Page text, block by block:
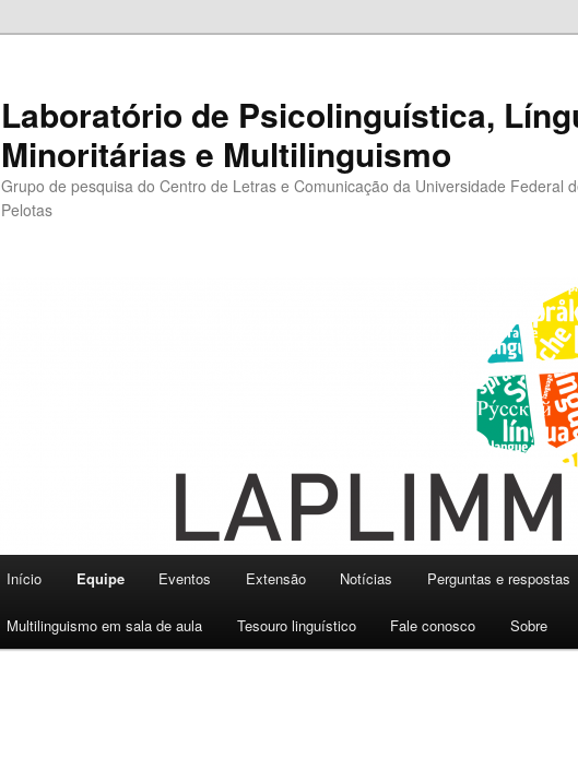
Laboratório de Psicolinguística,
Minoritárias e Multilinguismo
Grupo de pesquisa do Centro de Letras e Comunicação da Universidade Federal
Pelotas
Início Equipe Eventos Extensão Notícias Perguntas e respostas
Multilinguismo em sala de aula Tesouro linguístico Fale conosco Sobre